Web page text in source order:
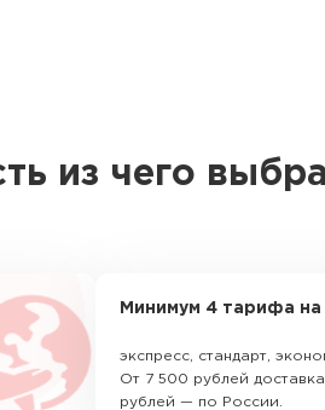
из чего
Минимум 4 тарифа
экспресс, стандарт,
От 7 500 рублей
рублей — по России.